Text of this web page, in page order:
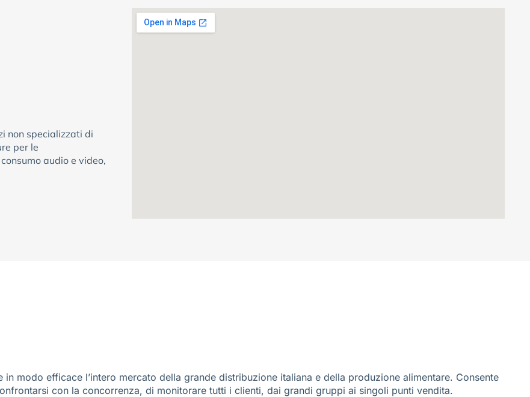
non specializzati di
per le
audio e video,
modo efficace l’intero mercato della grande distribuzione italiana e della produzione alimentare. Consente
con la concorrenza, di monitorare tutti i clienti, dai grandi gruppi ai singoli punti vendita.